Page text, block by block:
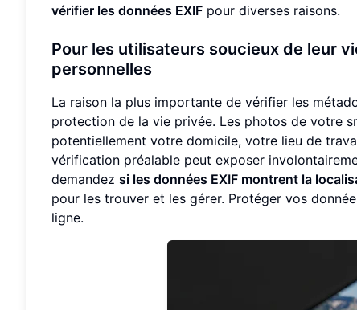
vérifier les données EXIF pour diverses raisons.
Pour les utilisateurs soucieux de leur
personnelles
La raison la plus importante de vérifier les
protection de la vie privée. Les photos de votre
potentiellement votre domicile, votre lieu de
vérification préalable peut exposer
demandez si les données EXIF montrent la
pour les trouver et les gérer. Protéger vos
ligne.